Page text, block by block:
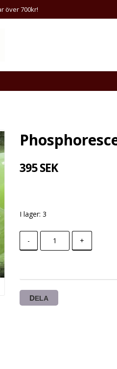
över 700kr!
395 SEK
I lager: 3
- +
DELA